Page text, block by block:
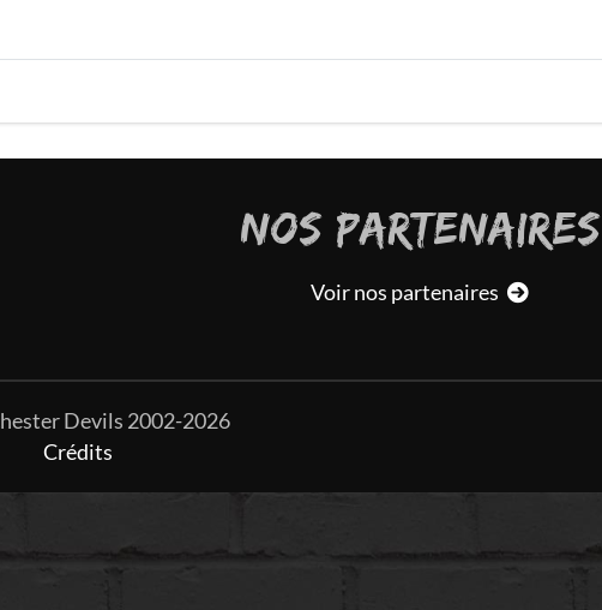
NOS PARTENAIRES
Voir nos partenaires
Devils 2002-2026
Crédits